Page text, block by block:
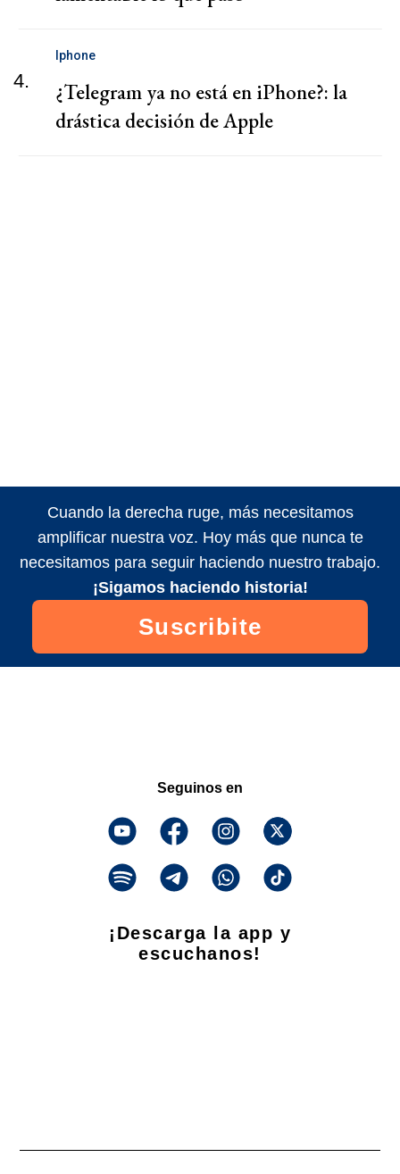
4.
Iphone
¿Telegram ya no está en iPhone?: la
drástica decisión de Apple
Cuando la derecha ruge, más necesitamos
amplificar nuestra voz. Hoy más que nunca te
necesitamos para seguir haciendo nuestro trabajo.
¡Sigamos haciendo historia!
Suscribite
Seguinos en
¡Descarga la app y
escuchanos!